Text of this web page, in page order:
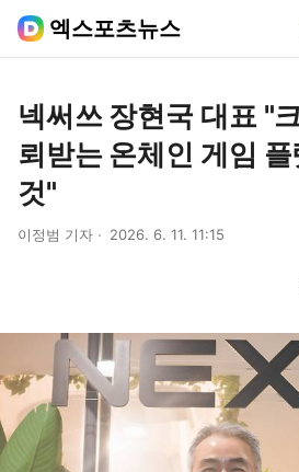
엑스포츠뉴스
넥써쓰 장현국 대표 "
뢰받는 온체인 게임
것"
이정범 기자 2026. 6. 11. 11:15